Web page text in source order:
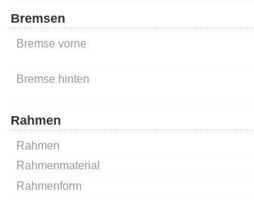
Bremsen
Bremse vorne
Bremse hinten
Rahmen
Rahmen
Rahmenmaterial
Rahmenform